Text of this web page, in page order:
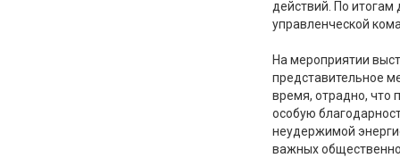
действий. По
управленческой
На мероприятии
представительное
время, отрадно, что
особую
неудержимой
важных